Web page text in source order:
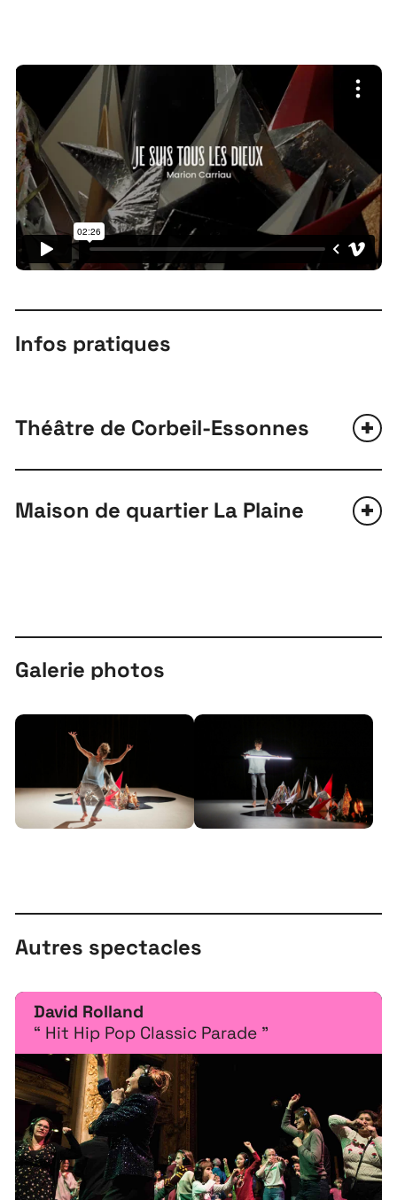
À propos
Projets
Contact
Recrutement
Infos pratiques
Théâtre de Corbeil-Essonnes
Maison de quartier La Plaine
Galerie photos
Autres spectacles
David Rolland
“ Hit Hip Pop Classic Parade ”